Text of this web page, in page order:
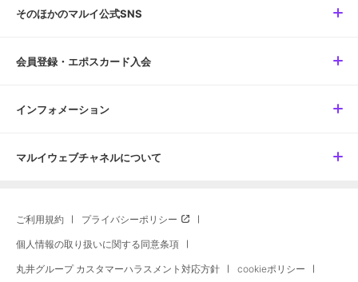
そのほかのマルイ公式SNS
会員登録・エポスカード入会
インフォメーション
マルイウェブチャネルについて
ご利用規約 プライバシーポリシー
個人情報の取り扱いに関する同意条項
丸井グループ カスタマーハラスメント対応方針 cookieポリシー